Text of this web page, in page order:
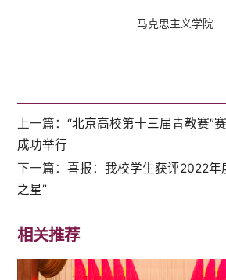
马克思主义学院
上一篇：“北京高校第十三届青教赛”
成功举行
下一篇：喜报：我校学生获评2022年
之星”
相关推荐